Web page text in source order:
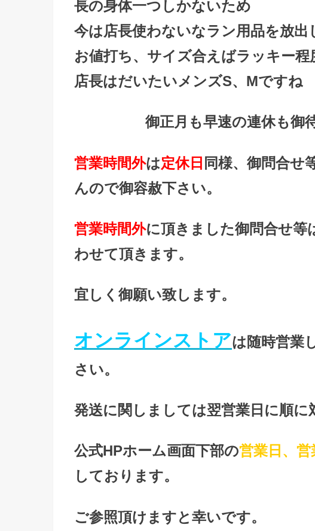
長の身体一つしかないため
今は店長使わないなラン用品を放出
お値打ち、サイズ合えばラッキー程
店長はだいたいメンズS、Mですね
御正月も早速の連休も御
営業時間外は定休日 同様、御問合せ
んので御容赦下さい。
営業時間外に頂きました御問合せ等
わせて頂きます。
宜しく御願い致します。
オンラインストアは随時営業
さい。
発送に関しましては翌営業日に順に
公式HPホーム画面下部の営業日、
しております。
ご参照頂けますと幸いです。